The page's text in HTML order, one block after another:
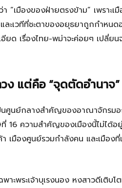
“เมืองของฝ่ายตรงข้าม” เพราะเ
เวทีที่ชะตาของอยุธยาถูกกำหนด
ยด เรื่องไทย-พม่าจะค่อยๆ เปลี่ย
ง แต่คือ “จุดตัดอำนาจ
นศูนย์กลางสำคัญของอาณาจักรม
16 ความสำคัญของเมืองนี้ไม่ได้
เมืองศูนย์รวมกำลังคน และเมือง
ฉพาะพระเจ้าบุเรงนอง หงสาวดีเติ